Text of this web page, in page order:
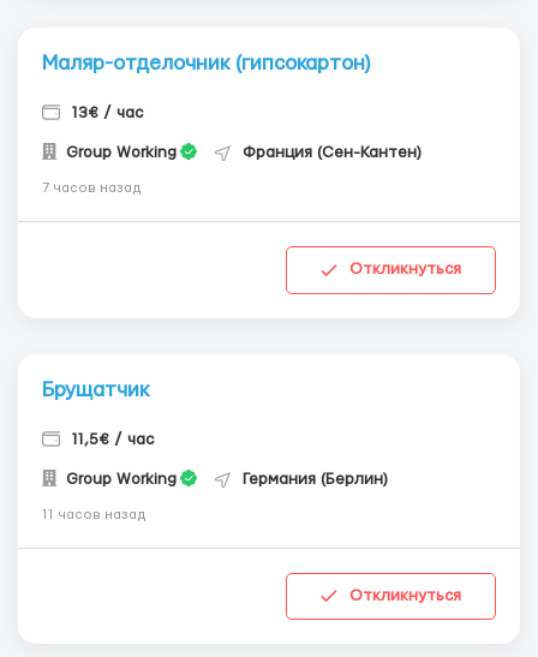
Маляр-отделочник (гипсокартон)
13€ / час
Group Working Франция (Сен-Кантен)
7 часов назад
Откликнуться
Брущатчик
11,5€ / час
Group Working Германия (Берлин)
11 часов назад
Откликнуться